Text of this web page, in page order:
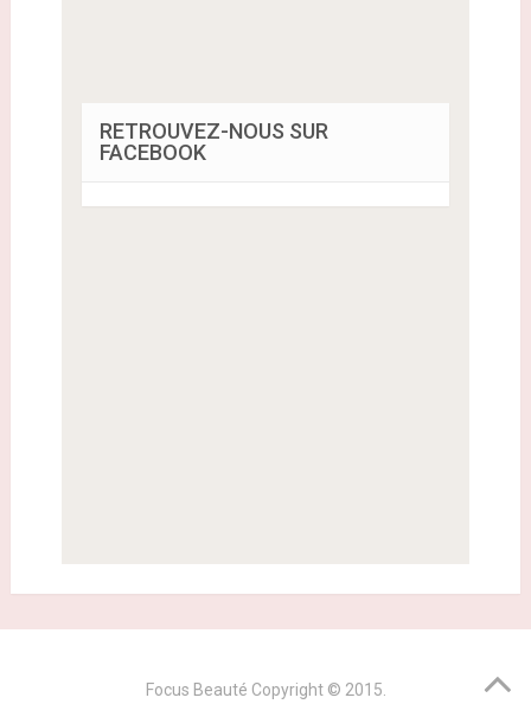
RETROUVEZ-NOUS SUR
FACEBOOK
Focus Beauté Copyright © 2015.